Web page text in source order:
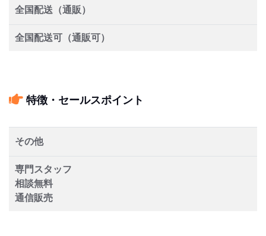
全国配送（通販）
全国配送可（通販可）
特徴・セールスポイント
その他
専門スタッフ
相談無料
通信販売